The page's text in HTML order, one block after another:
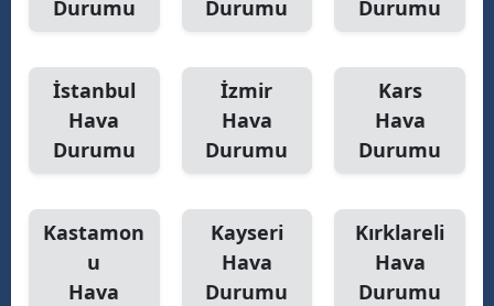
Durumu Durumu Durumu
İstanbul
Hava
Durumu
İzmir
Hava
Durumu
Kars
Hava
Durumu
Kastamon
u
Hava
Kayseri
Hava
Durumu
Kırklareli
Hava
Durumu